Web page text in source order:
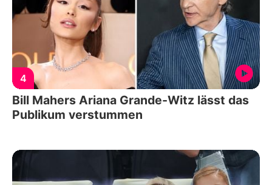
4
Bill Mahers Ariana Grande-Witz lässt das
Publikum verstummen